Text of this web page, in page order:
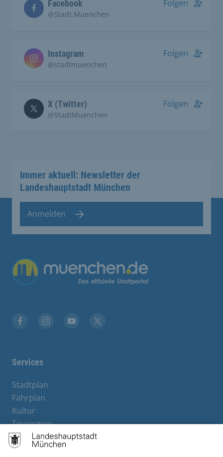
Facebook
@Stadt.Muenchen
Folgen
Instagram
@stadtmuenchen
Folgen
X (Twitter)
@StadtMuenchen
Folgen
Immer aktuell: Newsletter der
Landeshauptstadt München
Anmelden
Übergreifende Links
Services
Stadtplan
Fahrplan
Kultur
Tourismus
M-Strom
Bürgerservice